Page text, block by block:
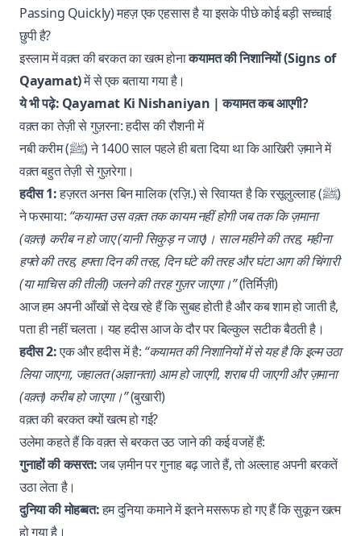
Passing Quickly) महज़ एक एहसास है या इसके पीछे कोई बड़ी सच्चाई
छुपी है?
इस्लाम में वक़्त की बरकत का खत्म होनाकयामत की निशानियों (Signs of
Qayamat)में से एक बताया गया है।
ये भी पढ़े: Qayamat Ki Nishaniyan | कयामत कब आएगी?
वक़्त का तेज़ी से गुज़रना: हदीस की रौशनी में
नबी करीम (ﷺ) ने 1400 साल पहले ही बता दिया था कि आखिरी ज़माने में
वक़्त बहुत तेज़ी से गुज़रेगा।
हदीस 1:हज़रत अनस बिन मालिक (रज़ि.) से रिवायत है कि रसूलुल्लाह (ﷺ)
ने फरमाया: “कयामत उस वक़्त तक कायम नहीं होगी जब तक कि ज़माना
(वक़्त) करीब न हो जाए (यानी सिकुड़ न जाए)। साल महीने की तरह, महीना
हफ्ते की तरह, हफ्ता दिन की तरह, दिन घंटे की तरह और घंटा आग की चिंगारी
(या माचिस की तीली) जलने की तरह गुज़र जाएगा।”(तिर्मिज़ी)
आज हम अपनी आँखों से देख रहे हैं कि सुबह होती है और कब शाम हो जाती है,
पता ही नहीं चलता। यह हदीस आज के दौर पर बिल्कुल सटीक बैठती है।
हदीस 2:एक और हदीस में है: “कयामत की निशानियों में से यह है कि इल्म उठा
लिया जाएगा, जहालत (अज्ञानता) आम हो जाएगी, शराब पी जाएगी और ज़माना
(वक़्त) करीब हो जाएगा।”(बुखारी)
वक़्त की बरकत क्यों खत्म हो गई?
उलेमा कहते हैं कि वक़्त से बरकत उठ जाने की कई वजहें हैं:
गुनाहों की कसरत:जब ज़मीन पर गुनाह बढ़ जाते हैं, तो अल्लाह अपनी बरकतें
उठा लेता है।
दुनिया की मोहब्बत:हम दुनिया कमाने में इतने मसरूफ हो गए हैं कि सुकून खत्म
हो गया है।